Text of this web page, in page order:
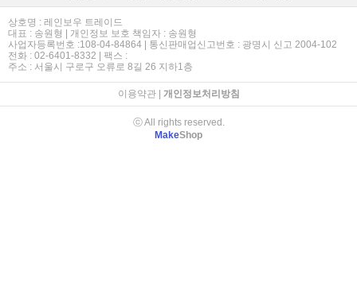
상호명 : 레인보우 트레이드
대표 : 송원형 | 개인정보 보호 책임자 : 송원형
사업자등록번호 :108-04-84864 | 통신판매업신고번호 : 광명시 신고 2004-102
전화 : 02-6401-8332 | 팩스 :
주소 : 서울시 구로구 오류로 8길 26 지하1층
이용약관| 개인정보처리방침
ⓒ All rights reserved.
MakeShop